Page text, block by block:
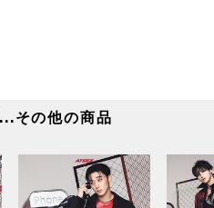
めご了承ください。
ップにてご購入の方は、商品受取日と
ださい。
その他の商品